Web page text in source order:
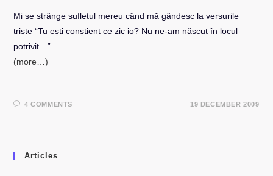
Mi se strânge sufletul mereu când mă gândesc la versurile
triste “Tu ești conștient ce zic io? Nu ne-am născut în locul
potrivit…”
(more…)
4 COMMENTS 19 DECEMBER 2009
Articles